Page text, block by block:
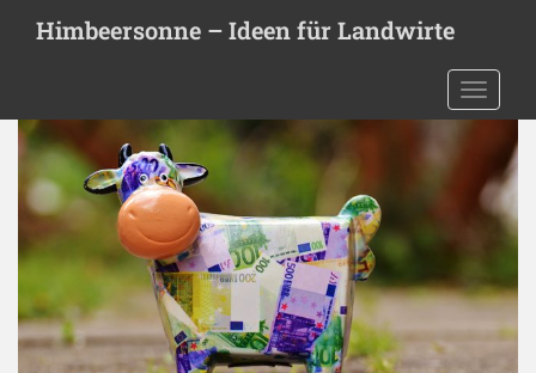
t
Himbeersonne – Ideen für Landwirte